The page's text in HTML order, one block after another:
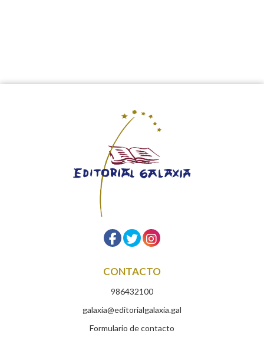
CONTACTO
986432100
galaxia@editorialgalaxia.gal
Formulario de contacto